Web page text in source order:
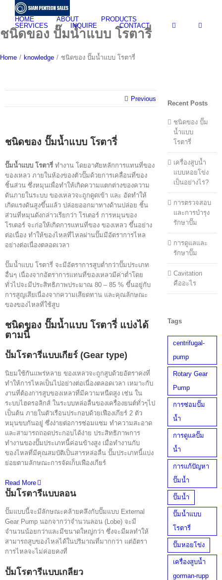
content
HOME ABOUT
PRODUCTS
SERVICES
INQUIRE CONTACT
ชนิดของ ปั๊มน้ำแบบ โรตารี่
Home / knowledge / ชนิดของ ปั๊มน้ำแบบ โรตารี่
Previous
ชนิดของ ปั๊มน้ำแบบ โรตารี่
ปั๊มน้ำแบบ โรตารี่ ทำงาน โดยอาศัยหลักการแทนที่ของ
ของเหลว ภายในห้องของตัวปั๊มด้วยการเคลื่อนที่ของ
ชิ้นส่วน ซึ่งหมุนเพื่อทำให้เกิดความแตกต่างของความ
ดันภายในระบบ ของเหลวจะถูกดูดเข้า และ อัดทำให้
เกิดแรงดันสูงขึ้นแล้ว ปล่อยออกมาทางด้านปล่อย ชิ้น
ส่วนที่หมุนดังกล่าวเรียกว่า โรเตอร์ การหมุนของ
โรเตอร์ จะก่อให้เกิดการแทนที่ของ ของเหลว ขึ้นอย่าง
ต่อเนื่อง ทำให้ของไหลที่ไหลผ่านปั๊มมีอัตราการไหล
อย่างต่อเนื่องตลอดเวลา
ปั๊มน้ำแบบ โรตารี่ จะมีอัตราการสูบต่ำกว่าปั๊มประเภท
อื่นๆ เนื่องจากอัตราการแทนที่ของเหลวมีค่าต่ำโดย
ทั่วไปจะมีประสิทธิภาพประมาณ 80 – 85 % ขึ้นอยู่กับ
การสูญเสียเนื่องจากความเสียดทาน และคุณลักษณะ
ของของไหลที่ใช้สูบ
ชนิดของ ปั๊มน้ำแบบ โรตารี่ แบ่งได้
ตามนี้
ปั๊มโรตารี่แบบเกียร์ (Gear type)
นิยมใช้กันแพร่หลาย ของเหลวจะถูกสูบด้วยอัตราคงที่
ทำให้การไหลเป็นไปอย่างต่อเนื่องตลอดเวลา เหมาะกับ
งานที่ต้องการสูบของเหลวที่มีความหนืดสูง เช่น ใน
ระบบไฮดรอลิกส์ ในระบบหล่อลื่นของเครื่องยนต์ทั่วๆไป
เป็นต้น ภายในตัวเรือนประกอบด้วยเฟืองเกียร์ 2 ตัว
หมุนขบกันอยู่ ซึ่งง่ายต่อการซ่อมแซม ทำความสะอาด
และสามารถถอดประกอบได้ง่าย ประสิทธิภาพการ
ทำงานของปั๊มประเภทนี้ค่อนข้างสูง เมื่อทำงานกับ
ของไหลที่มีคุณสมบัติเป็นสารหล่อลื่น ปั๊มประเภทนี้แบ่ง
ย่อยตามลักษณะการจัดเก็บเฟืองเกียร์
Read More
ปั๊มโรตารีแบบลอน
ปั๊มแบบนี้จะมีลักษณะคล้ายคลึงกับปั๊มแบบ External
Gear Pump นอกจากว่าจำนวนลอน (Lobe) จะมี
จำนวนน้อยกว่าและมีขนาดใหญ่กว่า ซึ่งจะมีผลทำให้
สามารถสูบของไหลได้ในปริมาณที่มากกว่า แต่อัตรา
การไหลจะไม่ค่อยคงที่
ปั๊มโรตารีแบบเกลียว
Recent Posts
ชนิดของ ปั๊ม
น้ำแบบ
โรตารี่
เครื่องสูบน้ำ
แบบหอยโข่ง
เป็นอย่างไร?
การตรวจสอบ
และการบำรุง
รักษาปั๊ม
การดูแลและ
รักษาปั๊ม
Cavitation
คืออะไร
Tags
centrifugal-
pump
Rotary Gear
Pump
การซ่อมปั๊ม
น้ำ
การดูแลปั๊ม
น้ำ
การแก้ปัญหา
ปั๊มน้ำ
ปั๊มน้ำ
ปั๊มน้ำแบบ
โรตารี่
ปั๊มหอยโข่ง
เครื่องสูบน้ำ
gorman-rupp